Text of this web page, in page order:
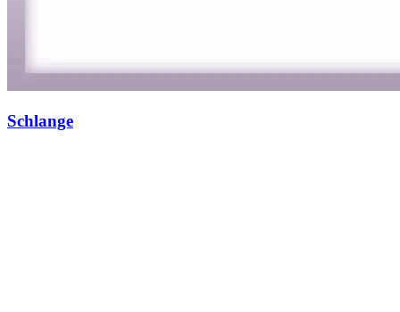
Winter und Weihnachten
Unkategorisiert
Schlange